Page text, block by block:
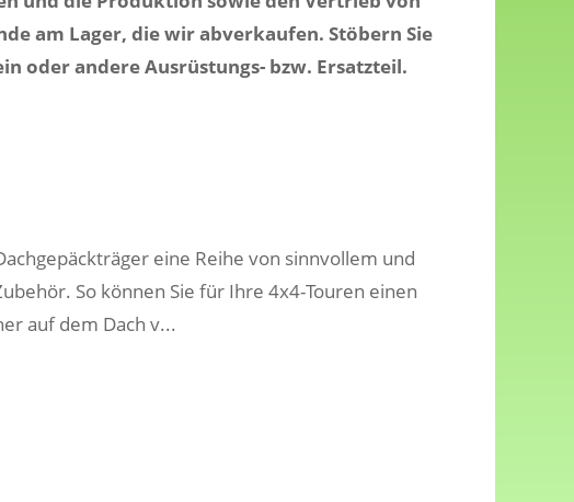
am Lager, die wir abverkaufen. Stöbern Sie
oder andere Ausrüstungs- bzw. Ersatzteil.
eine Reihe von sinnvollem und
So können Sie für Ihre 4x4-Touren einen
auf dem Dach v...